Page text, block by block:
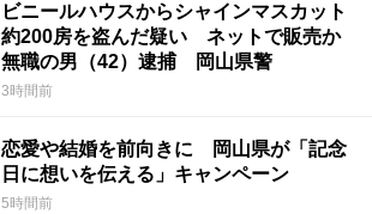
ビニールハウスからシャインマスカット
約200房を盗んだ疑い ネットで販売か
無職の男（42）逮捕 岡山県警
3時間前
恋愛や結婚を前向きに 岡山県が「記念
日に想いを伝える」キャンペーン
5時間前